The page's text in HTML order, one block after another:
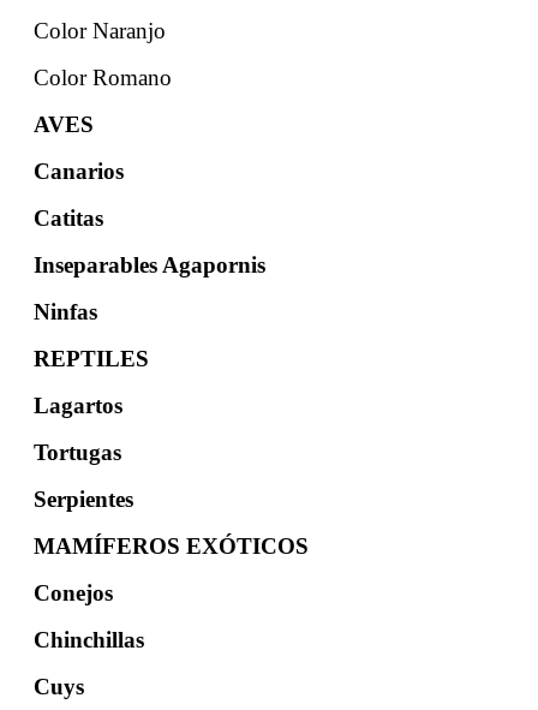
Color Naranjo
Color Romano
AVES
Canarios
Catitas
Inseparables Agapornis
Ninfas
REPTILES
Lagartos
Tortugas
Serpientes
MAMÍFEROS EXÓTICOS
Conejos
Chinchillas
Cuys